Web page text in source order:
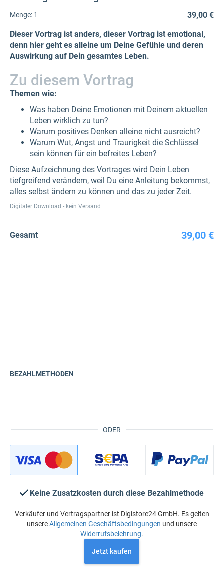
Menge: 1
39,00 €
Dieser Vortrag ist anders, dieser Vortrag ist emotional,
denn hier geht es alleine um Deine Gefühle und deren
Auswirkung auf Dein gesamtes Leben.
Zu diesem Vortrag
Themen wie:
Was haben Deine Emotionen mit Deinem aktuellen
Leben wirklich zu tun?
Warum positives Denken alleine nicht ausreicht?
Warum Wut, Angst und Traurigkeit die Schlüssel
sein können für ein befreites Leben?
Diese Aufzeichnung des Vortrages wird Dein Leben
tiefgreifend verändern, weil Du eine Anleitung bekommst,
alles selbst ändern zu können und das zu jeder Zeit.
Digitaler Download - kein Versand
Gesamt 39,00 €
ODER
BEZAHLMETHODEN
Keine Zusatzkosten durch diese Bezahlmethode
Verkäufer und Vertragspartner ist Digistore24 GmbH. Es gelten
unsereAllgemeinen Geschäftsbedingungen und unsere
Widerrufsbelehrung.
Jetzt kaufen